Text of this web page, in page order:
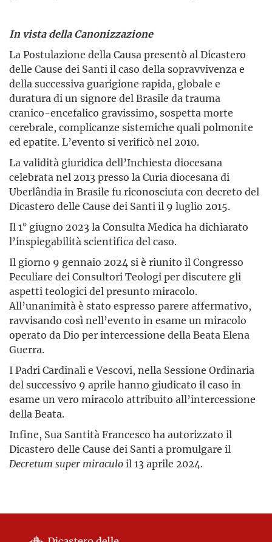
In vista della Canonizzazione
La Postulazione della Causa presentò al Dicastero
delle Cause dei Santi il caso della sopravvivenza e
della successiva guarigione rapida, globale e
duratura di un signore del Brasile da trauma
cranico-encefalico gravissimo, sospetta morte
cerebrale, complicanze sistemiche quali polmonite
ed epatite. L’evento si verificò nel 2010.
La validità giuridica dell’Inchiesta diocesana
celebrata nel 2013 presso la Curia diocesana di
Uberlândia in Brasile fu riconosciuta con decreto del
Dicastero delle Cause dei Santi il 9 luglio 2015.
Il 1° giugno 2023 la Consulta Medica ha dichiarato
l’inspie­gabilità scientifica del caso.
Il giorno 9 gennaio 2024 si è riunito il Congresso
Peculiare dei Consultori Teologi per discutere gli
aspetti teologici del presunto miracolo.
All’unanimità è stato espresso parere affermativo,
ravvisando così nell’evento in esame un miracolo
operato da Dio per intercessione della Beata Elena
Guerra.
I Padri Cardinali e Vescovi, nella Sessione Ordinaria
del successivo 9 aprile hanno giudicato il caso in
esame un vero miracolo attribuito all’intercessione
della Beata.
Infine, Sua Santità Francesco ha autorizzato il
Dicastero delle Cause dei Santi a promulgare il
Decretum super miraculoil 13 aprile 2024.